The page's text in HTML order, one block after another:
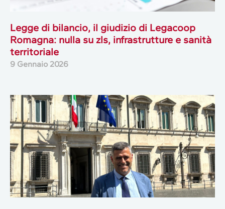
Legge di bilancio, il giudizio di Legacoop
Romagna: nulla su zls, infrastrutture e sanità
territoriale
9 Gennaio 2026